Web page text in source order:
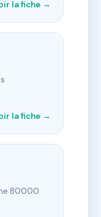
la fiche →
la fiche →
80000